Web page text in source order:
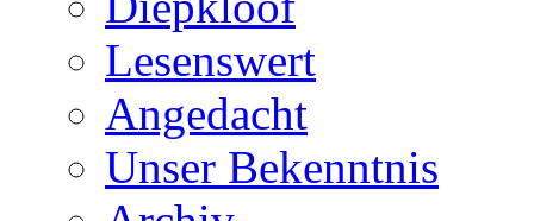
Lesenswert
Angedacht
Unser Bekenntnis